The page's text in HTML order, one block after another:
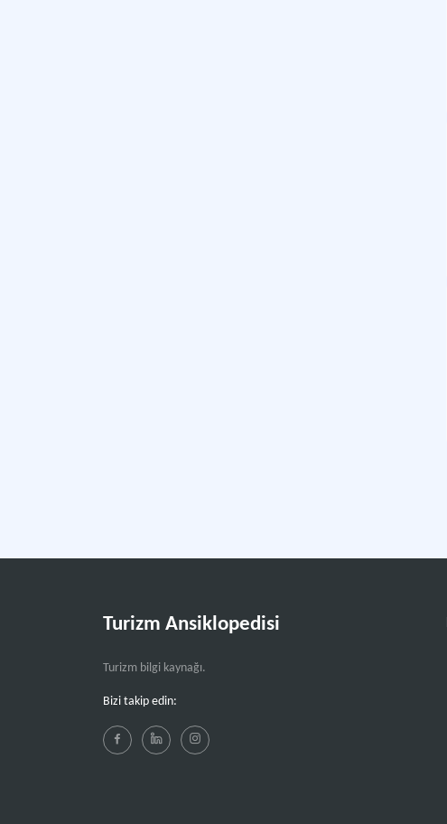
Turizm Ansiklopedisi
Turizm bilgi kaynağı.
Bizi takip edin: